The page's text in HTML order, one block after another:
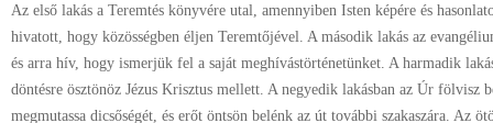
Az első lakás a Teremtés könyvére utal, amennyiben Isten képére és
hivatott, hogy közösségben éljen Teremtőjével. A második lakás az
és arra hív, hogy ismerjük fel a saját meghívástörténetünket. A harmadik
döntésre ösztönöz Jézus Krisztus mellett. A negyedik lakásban az Úr fölvisz
megmutassa dicsőségét, és erőt öntsön belénk az út további szakaszára. Az